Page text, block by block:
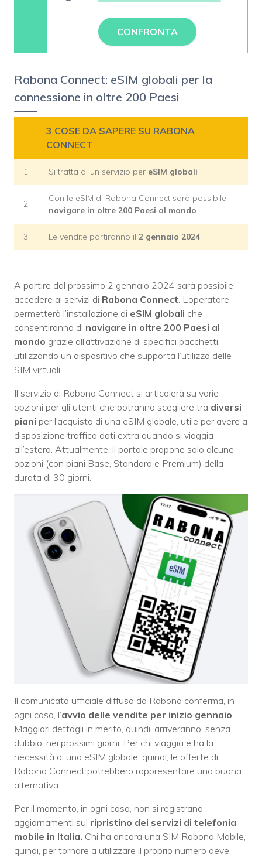
CONFRONTA
Rabona Connect: eSIM globali per la
connessione in oltre 200 Paesi
3 COSE DA SAPERE SU RABONA
CONNECT
1. Si tratta di un servizio per eSIM globali
2.
Con le eSIM di Rabona Connect sarà possibile
navigare in oltre 200 Paesi al mondo
3. Le vendite partiranno il 2 gennaio 2024
A partire dal prossimo 2 gennaio 2024 sarà possibile
accedere ai servizi di Rabona Connect . L’operatore
permetterà l’installazione di eSIM globali che
consentiranno di navigare in oltre 200 Paesi al
mondo grazie all’attivazione di specifici pacchetti,
utilizzando un dispositivo che supporta l’utilizzo delle
SIM virtuali.
Il servizio di Rabona Connect si articolerà su varie
opzioni per gli utenti che potranno scegliere tra diversi
piani per l’acquisto di una eSIM globale, utile per avere a
disposizione traffico dati extra quando si viaggia
all’estero. Attualmente, il portale propone solo alcune
opzioni (con piani Base, Standard e Premium) della
durata di 30 giorni.
Il comunicato ufficiale diffuso da Rabona conferma, in
ogni caso, l’avvio delle vendite per inizio gennaio.
Maggiori dettagli in merito, quindi, arriveranno, senza
dubbio, nei prossimi giorni. Per chi viaggia e ha la
necessità di una eSIM globale, quindi, le offerte di
Rabona Connect potrebbero rappresentare una buona
alternativa.
Per il momento, in ogni caso, non si registrano
aggiornamenti sul ripristino dei servizi di telefonia
mobile in Italia. Chi ha ancora una SIM Rabona Mobile,
quindi, per tornare a utilizzare il proprio numero deve